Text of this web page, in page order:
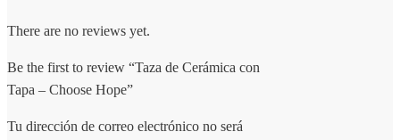
There are no reviews yet.
Be the first to review “Taza de Cerámica con
Tapa – Choose Hope”
Tu dirección de correo electrónico no será